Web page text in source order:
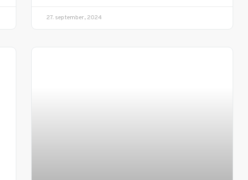
27. september, 2024